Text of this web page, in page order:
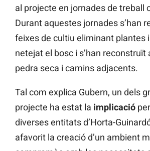
al projecte en jornades de treball
Durant aquestes jornades s’han
feixes de cultiu eliminant plantes
netejat el bosc i s’han reconstruït
pedra seca i camins adjacents.
Tal com explica Gubern, un dels
projecte ha estat la implicació
diverses entitats d’Horta-
afavorit la creació d’un ambient